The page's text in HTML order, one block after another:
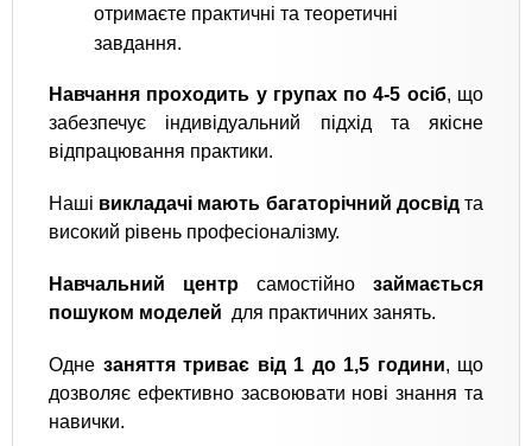
отримаєте практичні та теоретичні
завдання.
Навчання проходить у групах по 4-5 осіб, що
забезпечує індивідуальний підхід та якісне
відпрацювання практики.
Наші викладачі мають багаторічний досвідта
високий рівень професіоналізму.
Навчальний центр самостійно займається
пошуком моделей для практичних занять.
Одне заняття триває від 1 до 1,5 години, що
дозволяє ефективно засвоювати нові знання та
навички.